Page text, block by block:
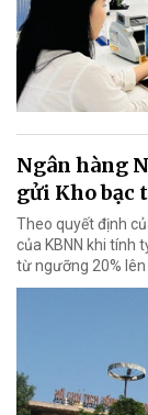
Ngân hàng
gửi Kho bạc
Theo quyết định
của KBNN khi tính
từ ngưỡng 20% lên